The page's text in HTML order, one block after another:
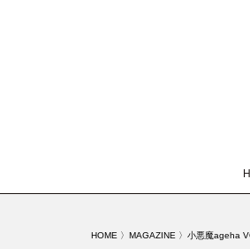
HOME 〉MAGAZINE 〉小悪魔ageha